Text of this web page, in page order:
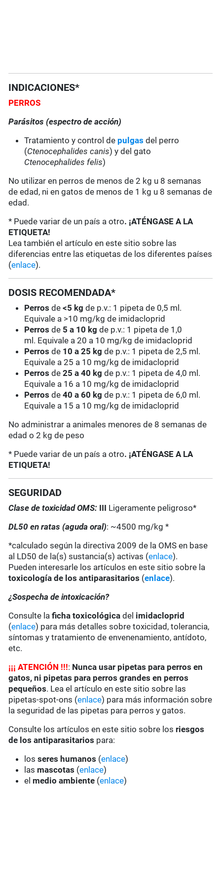
INDICACIONES*
PERROS
Parásitos (espectro de acción)
Tratamiento y control de pulgas del perro
(Ctenocephalides canis) y del gato
Ctenocephalides felis)
No utilizar en perros de menos de 2 kg u 8 semanas
de edad, ni en gatos de menos de 1 kg u 8 semanas de
edad.
* Puede variar de un país a otro. ¡ATÉNGASE A LA
ETIQUETA!
Lea también el artículo en este sitio sobre las
diferencias entre las etiquetas de los diferentes países
(enlace).
DOSIS RECOMENDADA*
Perros de<5 kgde p.v.: 1 pipeta de 0,5 ml.
Equivale a >10 mg/kg de imidacloprid
Perrosde 5 a 10 kg de p.v.: 1 pipeta de 1,0
ml. Equivale a 20 a 10 mg/kg de imidacloprid
Perros de 10 a 25 kg de p.v.: 1 pipeta de 2,5 ml.
Equivale a 25 a 10 mg/kg de imidacloprid
Perros de25 a 40 kg de p.v.: 1 pipeta de 4,0 ml.
Equivale a 16 a 10 mg/kg de imidacloprid
Perros de40 a 60 kg de p.v.: 1 pipeta de 6,0 ml.
Equivale a 15 a 10 mg/kg de imidacloprid
No administrar a animales menores de 8 semanas de
edad o 2 kg de peso
* Puede variar de un país a otro. ¡ATÉNGASE A LA
ETIQUETA!
SEGURIDAD
Clase de toxicidad OMS: III Ligeramente peligroso*
DL50 en ratas (aguda oral): ~4500 mg/kg *
*calculado según la directiva 2009 de la OMS en base
al LD50 de la(s) sustancia(s) activas (enlace).
Pueden interesarle los artículos en este sitio sobre la
toxicología de los antiparasitarios (enlace).
¿Sospecha de intoxicación?
Consulte laficha toxicológica del imidacloprid
(enlace) para más detalles sobre toxicidad, tolerancia,
síntomas y tratamiento de envenenamiento, antídoto,
etc.
¡¡¡ATENCIÓN !!!: Nunca usar pipetas para perros en
gatos, ni pipetas para perros grandes en perros
pequeños. Lea el artículo en este sitio sobre las
pipetas-spot-ons (enlace) para más información sobre
la seguridad de las pipetas para perros y gatos.
Consulte los artículos en este sitio sobre los riesgos
de los antiparasitarios para:
losseres humanos (enlace)
las mascotas (enlace)
el medio ambiente (enlace)